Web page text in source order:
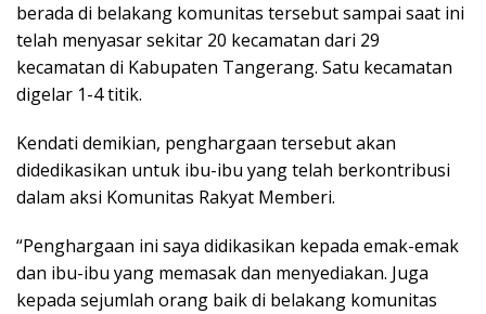
berada di belakang komunitas tersebut sampai saat ini
telah menyasar sekitar 20 kecamatan dari 29
kecamatan di Kabupaten Tangerang. Satu kecamatan
digelar 1-4 titik.
Kendati demikian, penghargaan tersebut akan
didedikasikan untuk ibu-ibu yang telah berkontribusi
dalam aksi Komunitas Rakyat Memberi.
“Penghargaan ini saya didikasikan kepada emak-emak
dan ibu-ibu yang memasak dan menyediakan. Juga
kepada sejumlah orang baik di belakang komunitas